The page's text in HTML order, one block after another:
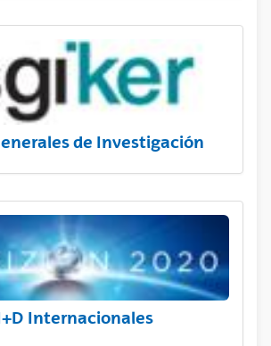
de Investigación
Internacionales